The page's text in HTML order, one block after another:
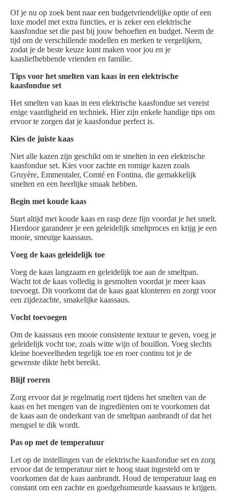
Of je nu op zoek bent naar een budgetvriendelijke optie of een
luxe model met extra functies, er is zeker een elektrische
kaasfondue set die past bij jouw behoeften en budget. Neem de
tijd om de verschillende modellen en merken te vergelijken,
zodat je de beste keuze kunt maken voor jou en je
kaasliefhebbende vrienden en familie.
Tips voor het smelten van kaas in een elektrische
kaasfondue set
Het smelten van kaas in een elektrische kaasfondue set vereist
enige vaardigheid en techniek. Hier zijn enkele handige tips om
ervoor te zorgen dat je kaasfondue perfect is.
Kies de juiste kaas
Niet alle kazen zijn geschikt om te smelten in een elektrische
kaasfondue set. Kies voor zachte en romige kazen zoals
Gruyère, Emmentaler, Comté en Fontina, die gemakkelijk
smelten en een heerlijke smaak hebben.
Begin met koude kaas
Start altijd met koude kaas en rasp deze fijn voordat je het smelt.
Hierdoor garandeer je een geleidelijk smeltproces en krijg je een
mooie, smeuïge kaassaus.
Voeg de kaas geleidelijk toe
Voeg de kaas langzaam en geleidelijk toe aan de smeltpan.
Wacht tot de kaas volledig is gesmolten voordat je meer kaas
toevoegt. Dit voorkomt dat de kaas gaat klonteren en zorgt voor
een zijdezachte, smakelijke kaassaus.
Vocht toevoegen
Om de kaassaus een mooie consistente textuur te geven, voeg je
geleidelijk vocht toe, zoals witte wijn of bouillon. Voeg slechts
kleine hoeveelheden tegelijk toe en roer continu tot je de
gewenste dikte hebt bereikt.
Blijf roeren
Zorg ervoor dat je regelmatig roert tijdens het smelten van de
kaas en het mengen van de ingrediënten om te voorkomen dat
de kaas aan de onderkant van de smeltpan aanbrandt of dat het
mengsel te dik wordt.
Pas op met de temperatuur
Let op de instellingen van de elektrische kaasfondue set en zorg
ervoor dat de temperatuur niet te hoog staat ingesteld om te
voorkomen dat de kaas aanbrandt. Houd de temperatuur laag en
constant om een zachte en goedgehumeurde kaassaus te krijgen.